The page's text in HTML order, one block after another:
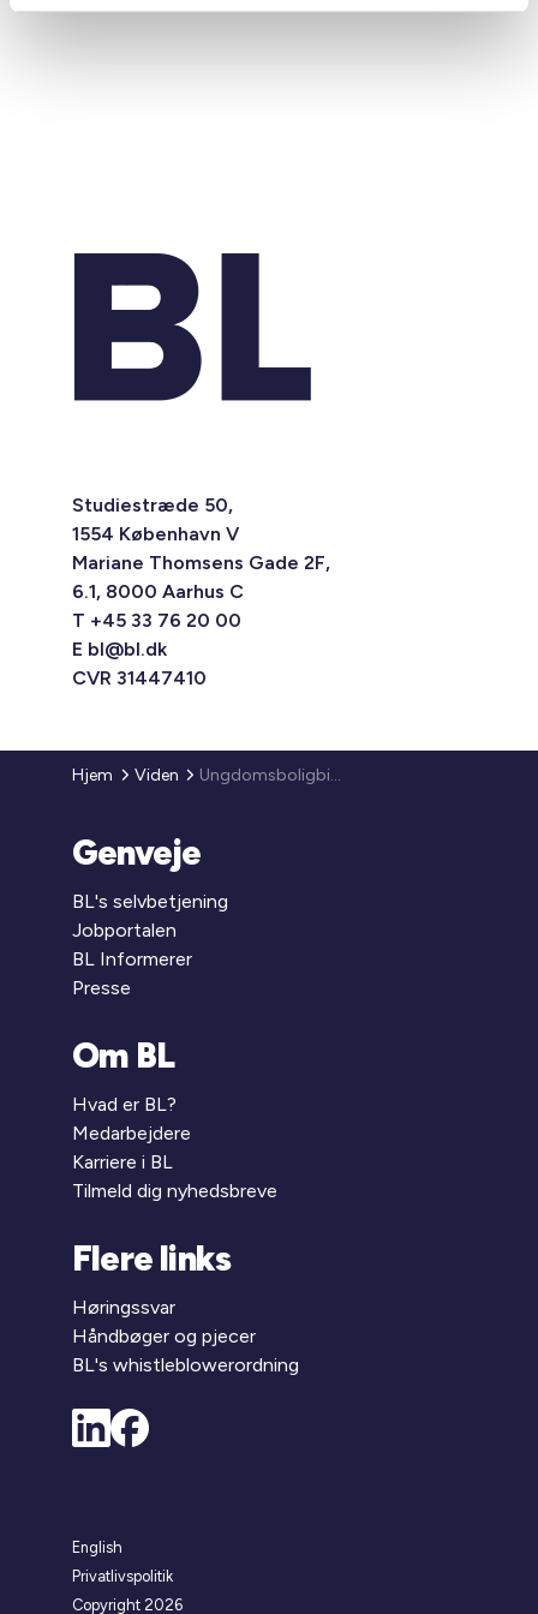
Studiestræde 50,
1554 København V
Mariane Thomsens Gade 2F,
6.1, 8000 Aarhus C
T +45 33 76 20 00
E bl@bl.dk
CVR 31447410
Hjem Viden Ungdomsboligbidrag i 2007 og 2008
Genveje
BL's selvbetjening
Jobportalen
BL Informerer
Presse
Om BL
Hvad er BL?
Medarbejdere
Karriere i BL
Tilmeld dig nyhedsbreve
Flere links
Høringssvar
Håndbøger og pjecer
BL's whistleblowerordning
English
Privatlivspolitik
Copyright 2026